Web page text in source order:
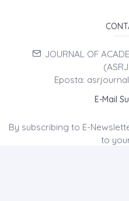
JOURNAL OF
Eposta:
E-Mail
By subscribing to E-
to